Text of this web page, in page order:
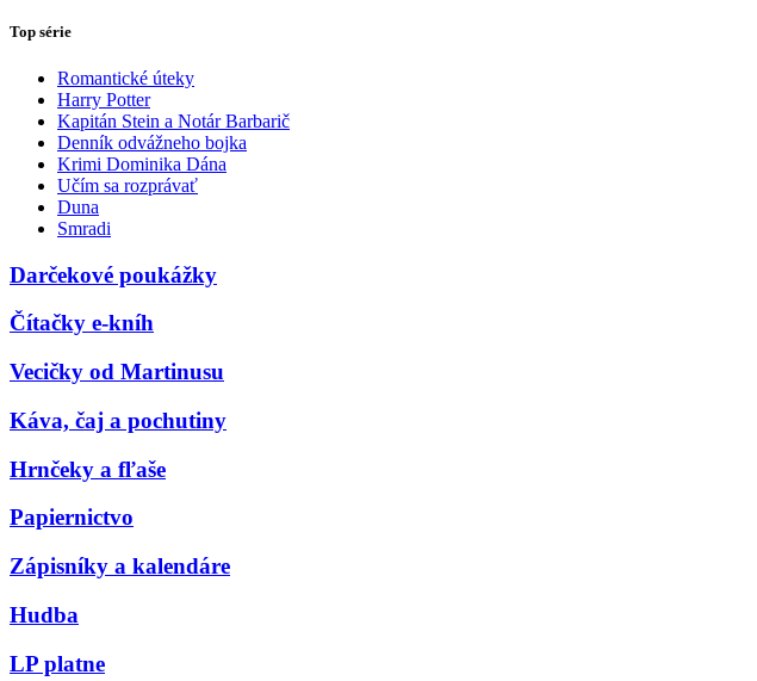
Top série
Romantické úteky
Harry Potter
Kapitán Stein a Notár Barbarič
Denník odvážneho bojka
Krimi Dominika Dána
Učím sa rozprávať
Duna
Smradi
Darčekové poukážky
Čítačky e-kníh
Vecičky od Martinusu
Káva, čaj a pochutiny
Hrnčeky a fľaše
Papiernictvo
Zápisníky a kalendáre
Hudba
LP platne